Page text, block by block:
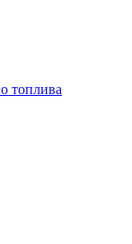
топлива